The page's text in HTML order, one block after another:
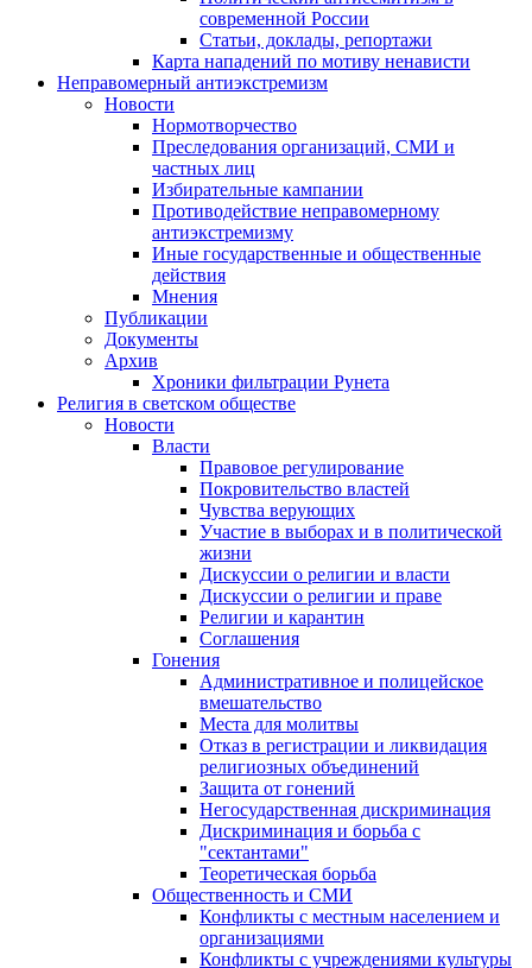
современной России
Статьи, доклады, репортажи
Карта нападений по мотиву ненависти
Неправомерный антиэкстремизм
Новости
Нормотворчество
Преследования организаций, СМИ и
частных лиц
Избирательные кампании
Противодействие неправомерному
антиэкстремизму
Иные государственные и общественные
действия
Мнения
Публикации
Документы
Архив
Хроники фильтрации Рунета
Религия в светском обществе
Новости
Власти
Правовое регулирование
Покровительство властей
Чувства верующих
Участие в выборах и в политической
жизни
Дискуссии о религии и власти
Дискуссии о религии и праве
Религии и карантин
Соглашения
Гонения
Административное и полицейское
вмешательство
Места для молитвы
Отказ в регистрации и ликвидация
религиозных объединений
Защита от гонений
Негосударственная дискриминация
Дискриминация и борьба с
"сектантами"
Теоретическая борьба
Общественность и СМИ
Конфликты с местным населением и
организациями
Конфликты с учреждениями культуры